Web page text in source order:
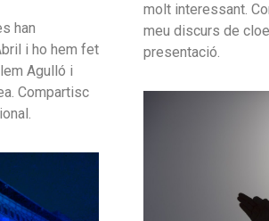
molt interessant.
meu discurs de
presentació.
han
i ho hem fet
Agulló i
Compartisc